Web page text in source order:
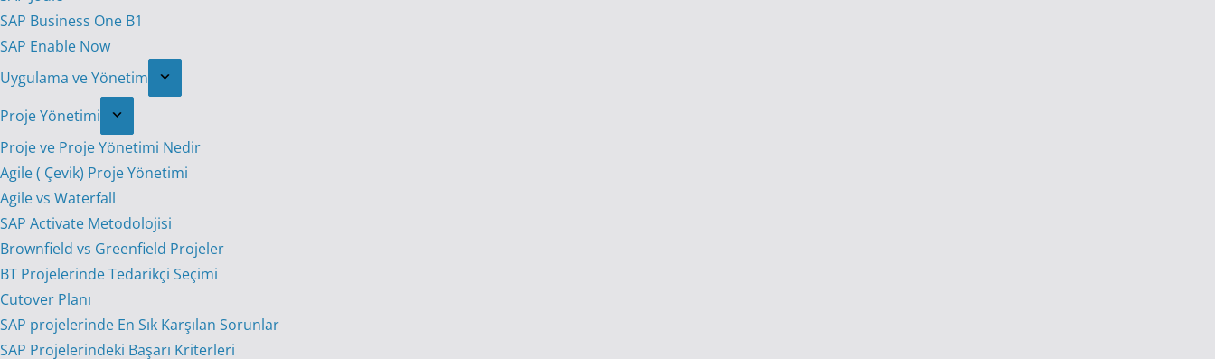
SAP Business One B1
SAP Enable Now
Uygulama ve Yönetim
Proje Yönetimi
Proje ve Proje Yönetimi Nedir
Agile ( Çevik) Proje Yönetimi
Agile vs Waterfall
SAP Activate Metodolojisi
Brownfield vs Greenfield Projeler
BT Projelerinde Tedarikçi Seçimi
Cutover Planı
SAP projelerinde En Sık Karşılan Sorunlar
SAP Projelerindeki Başarı Kriterleri